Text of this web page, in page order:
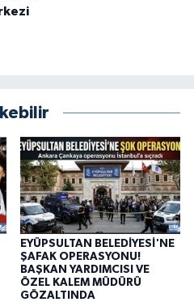
EYÜPSULTAN BELEDİYESİ'NE
ŞAFAK OPERASYONU!
BAŞKAN YARDIMCISI VE
ÖZEL KALEM MÜDÜRÜ
GÖZALTINDA